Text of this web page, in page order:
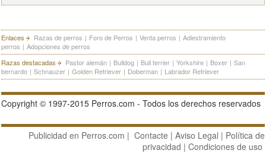
Enlaces Razas de perros | Foro de Perros | Venta perros | Adiestramiento
perros | Adopciones de perros
Razas destacadas
Pastor alemán | Bulldog | Bull terrier | Yorkshire | Boxer | San
bernardo | Schnauzer | Golden Retriever | Doberman | Labrador Retriever
Copyright © 1997-2015 Perros.com - Todos los derechos reservados
Publicidad en Perros.com | Contacte | Aviso Legal | Política de
privacidad | Condiciones de uso